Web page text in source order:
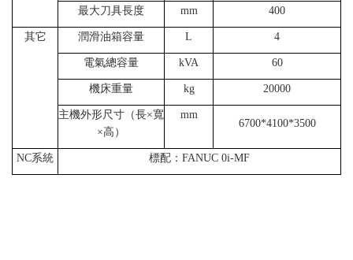
最大刀具長度 mm 400
其它 潤滑油箱容量 L 4
電氣總容量 kVA 60
機床重量 kg 20000
主機外形尺寸（長×寬
×高）
mm
6700*4100*3500
NC系統 標配：FANUC 0i-MF